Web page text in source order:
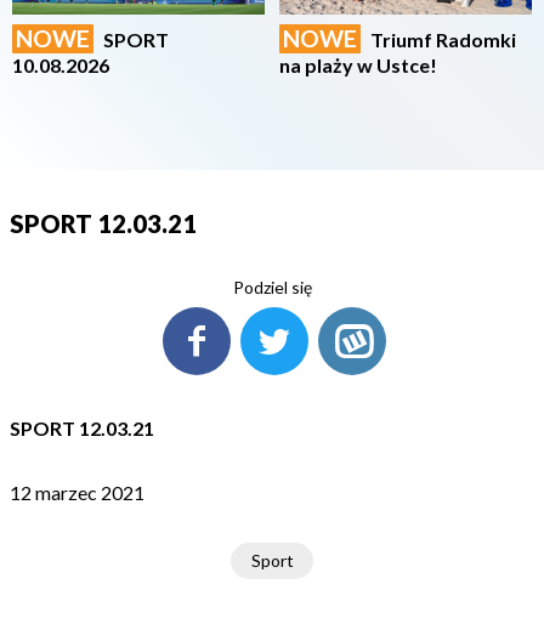
NOWE
SPORT
10.08.2026
NOWE
Triumf Radomki
na plaży w Ustce!
SPORT 12.03.21
Podziel się
SPORT 12.03.21
12 marzec 2021
Sport